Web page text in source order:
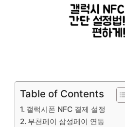
Table of Contents
갤럭시폰 NFC 결제 설정
부천페이 삼성페이 연동